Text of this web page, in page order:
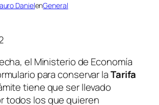
DanielenGeneral
el Ministerio de Economía
para conservar laTarifa
tiene que ser llevado
todos los que quieren